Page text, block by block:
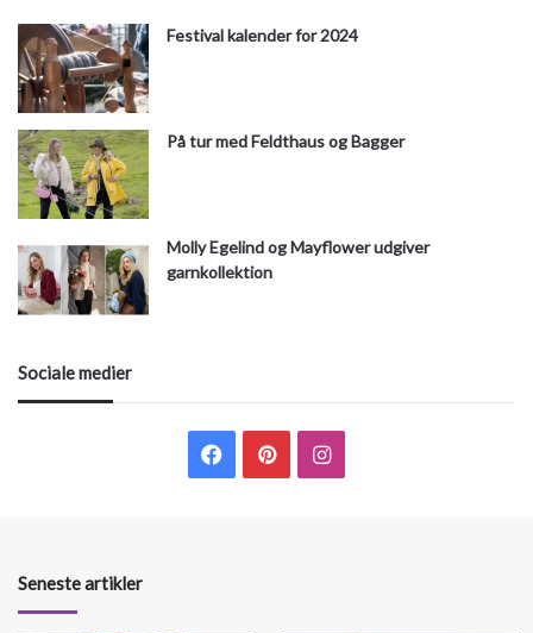
Festival kalender for 2024
På tur med Feldthaus og Bagger
Molly Egelind og Mayflower udgiver
garnkollektion
Sociale medier
Facebook
PinterestInstagram
Seneste artikler